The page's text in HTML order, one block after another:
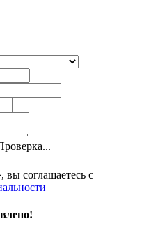
соглашаетесь с